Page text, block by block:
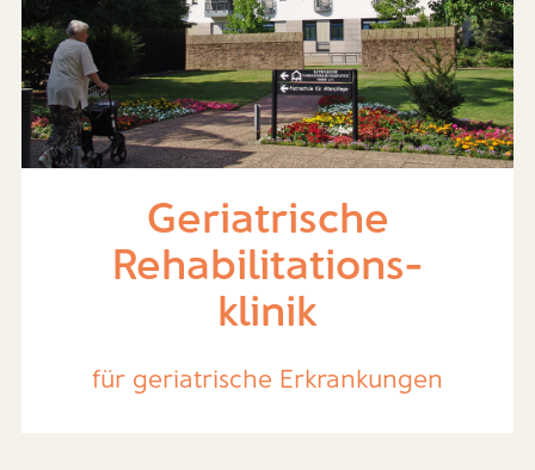
Geriatrische
Rehabilitations-
klinik
für geriatrische Erkrankungen